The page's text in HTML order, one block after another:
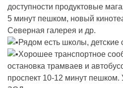
доступности продуктовые
5 минут пешком, новый
Северная галерея и др.
Рядом есть школы, детские
Хорошее транспортное
остановка трамваев и
проспект 10-12 минут